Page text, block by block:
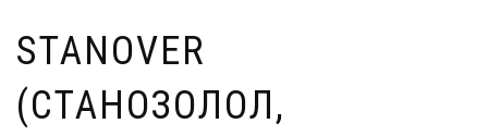
STANOVER
(СТАНОЗОЛОЛ,